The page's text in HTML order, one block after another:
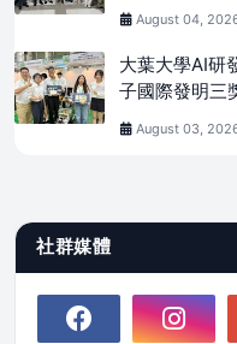
August 04,
大葉大學AI研
子國際發明三
August 03,
社群媒體